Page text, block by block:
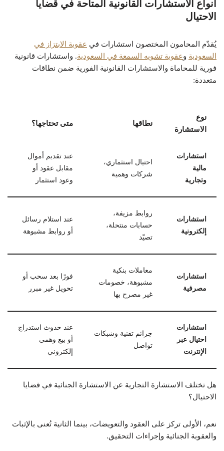
أنواع الاستشارات القانونية المتاحة في قضايا
الاحتيال
يُقدّم المحامون المختصون استشارات في عقوبة الابتزاز في
السعودية وعقوبة تشويه السمعة في السعودية. واستشارات قانونية
فورية للمحاماة والاستشارات القانونية الفورية ضمن نطاقات
متعددة:
نوع
الاستشارة
نطاقها متى تحتاجها؟
استشارات
مالية
وتجارية
احتيال استثماري،
شركات وهمية
عند تقديم أموال
مقابل عقود أو
وعود استثمار
استشارات
إلكترونية
روابط مزيفة،
حسابات منتحلة،
تصيّد
عند استلام رسائل
أو روابط مشبوهة
استشارات
مصرفية
معاملات بنكية
مشبوهة، خصومات
غير مصرح بها
فورًا بعد سحب أو
تحويل غير مبرر
استشارات
احتيال عبر
الإنترنت
جرائم تقنية وشبكات
تواصل
عند حدوث استدراج
أو بيع وهمي
إلكتروني
هل تختلف الاستشارة التجارية عن الاستشارة الجنائية في قضايا
الاحتيال؟
نعم، الأولى تركز على العقود والتعويضات، بينما الثانية تُعنى بالإثبات
والعقوبة الجنائية وإجراءات التحقيق.